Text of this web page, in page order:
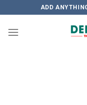
to
content
ADD